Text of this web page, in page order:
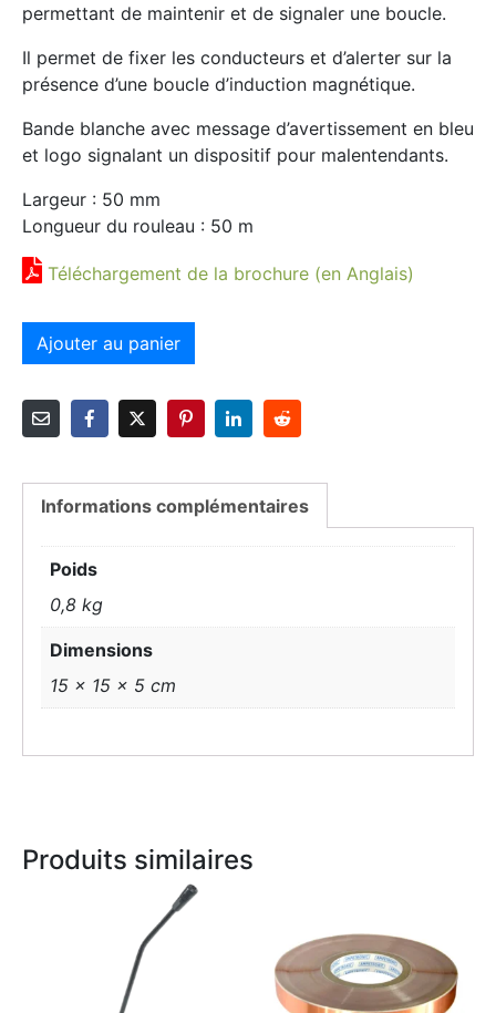
permettant de maintenir et de signaler une boucle.
Il permet de fixer les conducteurs et d’alerter sur la
présence d’une boucle d’induction magnétique.
Bande blanche avec message d’avertissement en bleu
et logo signalant un dispositif pour malentendants.
Largeur : 50 mm
Longueur du rouleau : 50 m
Téléchargement de la brochure (en Anglais)
Ajouter au panier
Informations complémentaires
Poids
0,8 kg
Dimensions
15 × 15 × 5 cm
Produits similaires